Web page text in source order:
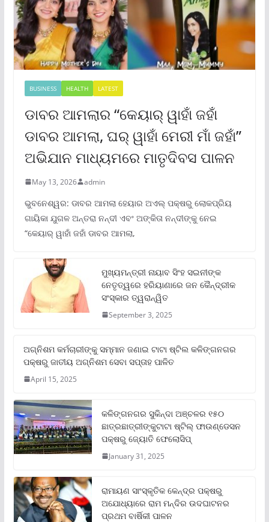
BUSINESS HEALTH LATEST
ଡାବର ଆମଲାର “କେୟାର୍ ୱାହାଁ ଜହାଁ
ଡାବର ଆମଲା, ଘର୍ ୱାହାଁ ମେରୀ ମାଁ ଜହାଁ”
ଅଭିଯାନ ମାଧ୍ୟମରେ ମାତୃଦିବସ ପାଳନ
May 13, 2026 admin
ଭୁବନେଶ୍ୱର: ଡାବର ଆମଲା ହେୟାର ଅଏଲ୍ ପକ୍ଷରୁ ଲୋକପ୍ରିୟ
ଗାୟିକା ଯୁଗଳ ଅନ୍ତରା ନନ୍ଦୀ ଏବଂ ଅଙ୍କିତା ନନ୍ଦୀଙ୍କୁ ନେଇ
“କେୟାର୍ ୱାହାଁ ଜହାଁ ଡାବର ଆମଲା,
ମୁଖ୍ୟମନ୍ତ୍ରୀ ନାୟାବ ସିଂହ ସଇନୀଙ୍କ
ନେତୃତ୍ୱରେ ହରିୟାଣାରେ ଜନ କୈନ୍ଦ୍ରୀକ
ସଂସ୍କାର ତ୍ୱରାନ୍ୱିତ
September 3, 2025
ଅଗ୍ନିଶମ କର୍ମଚାରୀଙ୍କୁ ସମ୍ମାନ ଜଣାଇ ଟାଟା ଷ୍ଟିଲ କଳିଙ୍ଗନଗର
ପକ୍ଷରୁ ଜାତୀୟ ଅଗ୍ନିଶମ ସେବା ସପ୍ତାହ ପାଳିତ
April 15, 2025
କଳିଙ୍ଗନଗର ସୁକିନ୍ଦା ଅଞ୍ଚଳର ୧୫୦
ଛାତ୍ରଛାତ୍ରୀଙ୍କୁଟାଟା ଷ୍ଟିଲ୍ ଫାଉଣ୍ଡେସନ
ପକ୍ଷରୁ ଜ୍ୟୋତି ଫେଲୋସିପ୍‌
January 31, 2025
ରାମାୟଣ ସାଂସ୍କୃତିକ କେନ୍ଦ୍ର ପକ୍ଷରୁ
ଅଯୋଧ୍ୟାରେ ରାମ ମନ୍ଦିର ଉଦଘାଟନର
ପ୍ରଥମ ବାର୍ଷିକୀ ପାଳନ